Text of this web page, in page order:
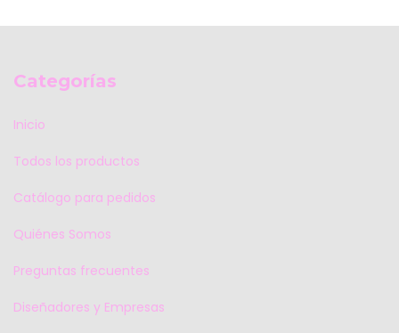
Categorías
Inicio
Todos los productos
Catálogo para pedidos
Quiénes Somos
Preguntas frecuentes
Diseñadores y Empresas